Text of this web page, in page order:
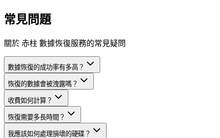
常見問題
關於 赤柱 數據恢復服務的常見疑問
數據恢復的成功率有多高？
恢復的數據會被洩露嗎？
收費如何計算？
恢復需要多長時間？
我應該如何處理損壞的硬碟？